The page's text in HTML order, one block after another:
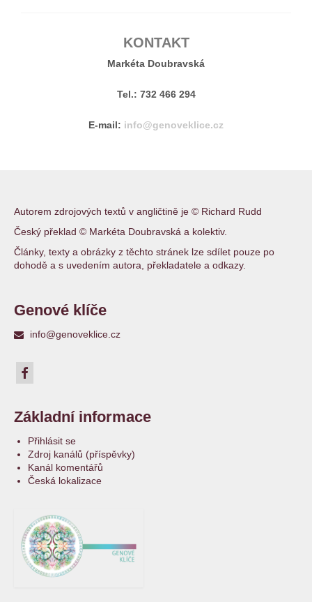
KONTAKT
Markéta Doubravská
Tel.: 732 466 294
E-mail: info@genoveklice.cz
Autorem zdrojových textů v angličtině je © Richard Rudd
Český překlad © Markéta Doubravská a kolektiv.
Články, texty a obrázky z těchto stránek lze sdílet pouze po
dohodě a s uvedením autora, překladatele a odkazy.
Genové klíče
info@genoveklice.cz
Základní informace
Přihlásit se
Zdroj kanálů (příspěvky)
Kanál komentářů
Česká lokalizace